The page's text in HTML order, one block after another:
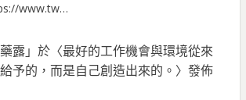
www.tw…
露」於〈最好的工作機會與環境從來
予的，而是自己創造出來的。 〉發佈